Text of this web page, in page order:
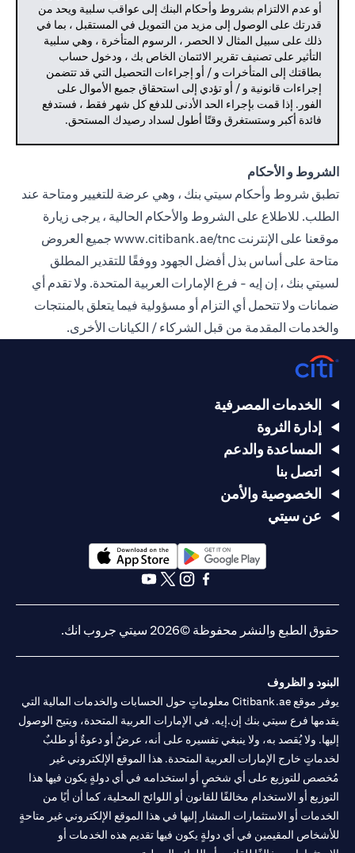
أو عدم الالتزام بشروط وأحكام البنك إلى عواقب سلبية ويحد من
قدرتك على الوصول إلى مزيد من التمويل في المستقبل ، بما في
ذلك على سبيل المثال لا الحصر ، الرسوم المتأخرة ، وهي سلبية
التأثير على تصنيف تقرير الائتمان الخاص بك ، ودخول حساب
بطاقتك إلى المتأخرات و / أو إجراءات التحصيل التي قد تتضمن
إجراءات قانونية و / أو تؤدي إلى استحقاق جميع الأموال على
الفور. إذا قمت بإجراء الحد الأدنى للدفع كل شهر فقط ، فستدفع
فائدة أكبر وستستغرق وقتًا أطول لسداد رصيدك المستحق.
الشروط و الأحكام
تطبق شروط وأحكام سيتي بنك ، وهي عرضة للتغيير ومتاحة عند
الطلب. للاطلاع على الشروط والأحكام الحالية ، يرجى زيارة
موقعنا على الإنترنت www.citibank.ae/tnc جميع العروض
متاحة على أساس بذل أفضل الجهود ووفقًا للتقدير المطلق
لسيتي بنك ، إن إيه - فرع الإمارات العربية المتحدة. ولا تقدم أي
ضمانات ولا تتحمل أي التزام أو مسؤولية فيما يتعلق بالمنتجات
والخدمات المقدمة من قبل الشركاء / الكيانات الأخرى.
الخدمات المصرفية
إدارة الثروة
المساعدة والدعم
اتصل بنا
الخصوصية والأمن
عن سيتي
opens in a new tab
opens in a new tab
حقوق الطبع والنشر محفوظة ©2026 سيتي جروب انك.
البنود و الظروف
يوفر موقع Citibank.ae معلوماتٍ حول الحسابات والخدمات المالية التي
يقدمها فرع سيتي بنك إن.إيه. في الإمارات العربية المتحدة، ويتيح الوصول
إليها. ولا يُقصد به، ولا ينبغي تفسيره على أنه، عرضٌ أو دعوةٌ أو طلبٌ
لخدماتٍ خارج الإمارات العربية المتحدة. هذا الموقع الإلكتروني غير
مُخصص للتوزيع على أي شخصٍ أو استخدامه في أي دولةٍ يكون فيها هذا
التوزيع أو الاستخدام مخالفًا للقانون أو اللوائح المحلية، كما أن أيًا من
الخدمات أو الاستثمارات المشار إليها في هذا الموقع الإلكتروني غير متاحةٍ
للأشخاص المقيمين في أي دولةٍ يكون فيها تقديم هذه الخدمات أو